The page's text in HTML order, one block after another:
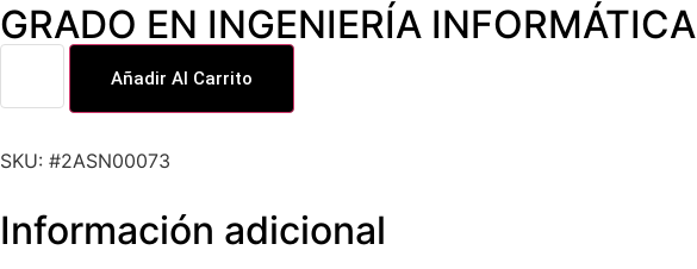
GRADO EN INGENIERÍA INFORMÁTICA
Añadir Al Carrito
SKU: #2ASN00073
Información adicional